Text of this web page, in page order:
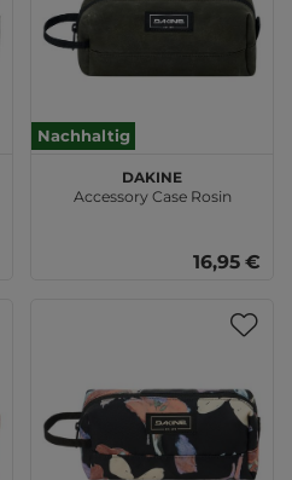
Nachhaltig
DAKINE
Accessory Case Rosin
16,95 €